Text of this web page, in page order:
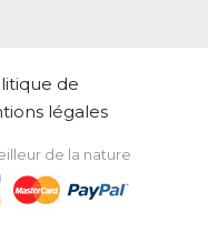
de
légales
de la nature